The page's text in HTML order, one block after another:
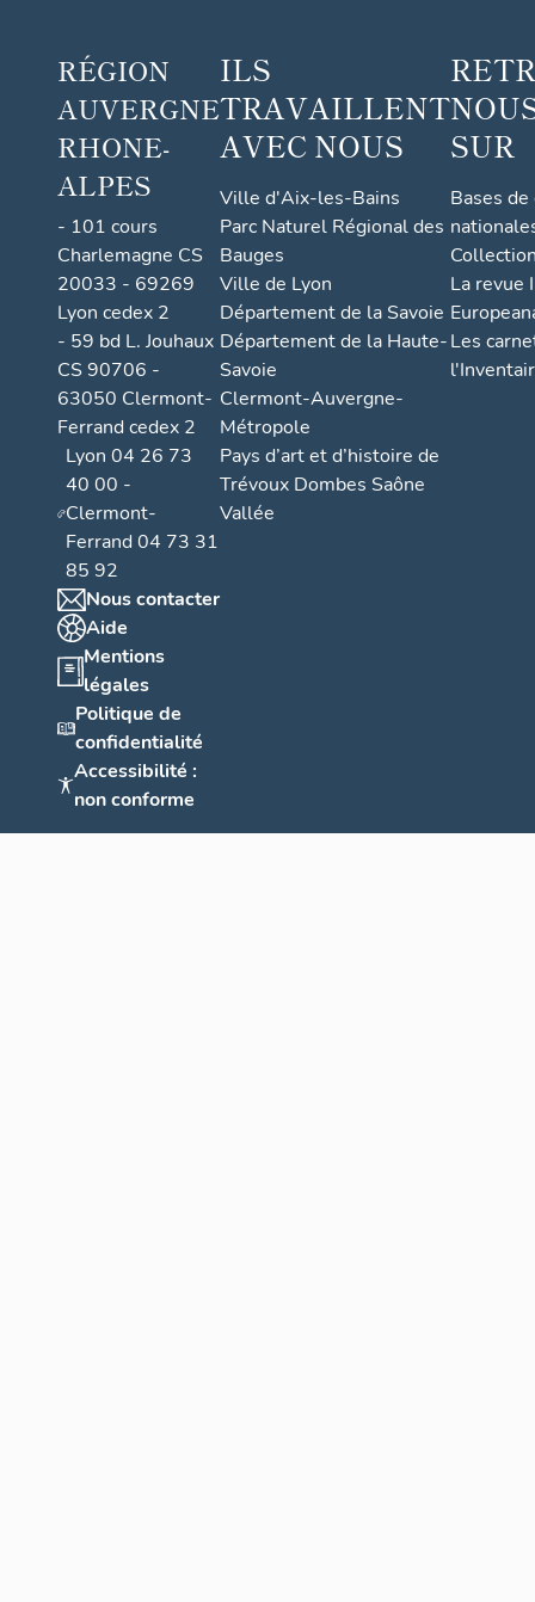
RÉGION
AUVERGNE
RHONE-
ALPES
- 101 cours
Charlemagne CS
20033 - 69269
Lyon cedex 2
- 59 bd L. Jouhaux
CS 90706 -
63050 Clermont-
Ferrand cedex 2
Lyon 04 26 73
40 00 -
Clermont-
Ferrand 04 73 31
85 92
Nous contacter
Aide
Mentions
légales
Politique de
confidentialité
Accessibilité :
non conforme
ILS
TRAVAILLENT
AVEC NOUS
Ville d'Aix-les-Bains
Parc Naturel Régional des
Bauges
Ville de Lyon
Département de la Savoie
Département de la Haute-
Savoie
Clermont-Auvergne-
Métropole
Pays d’art et d’histoire de
Trévoux Dombes Saône
Vallée
SUR
Bases
La revue
Les